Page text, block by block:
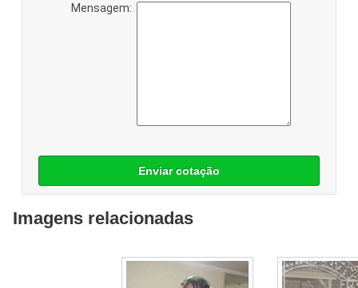
Mensagem:
Enviar cotação
Imagens relacionadas